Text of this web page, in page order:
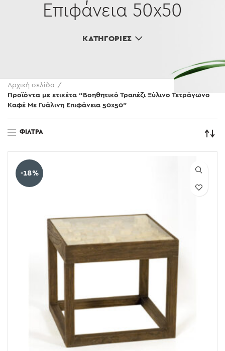
Επιφάνεια 50x50
ΚΑΤΗΓΟΡΊΕΣ
Αρχική σελίδα
Προϊόντα με ετικέτα “Βοηθητικό Τραπέζι Ξύλινο Τετράγωνο
Καφέ Με Γυάλινη Επιφάνεια 50x50”
ΦΊΛΤΡΑ
-18%